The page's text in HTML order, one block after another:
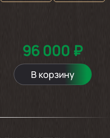
96 000 ₽
В корзину